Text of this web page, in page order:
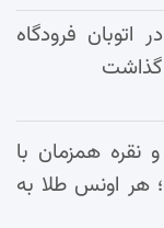
اتوبان فرودگاه
همزمان با
هر اونس طلا به